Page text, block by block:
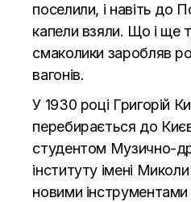
поселили, і навіть до
капели взяли. Що і ще
смаколики заробляв
вагонів.
У 1930 році Григорій
перебирається до
студентом Музично-
інституту імені
новими